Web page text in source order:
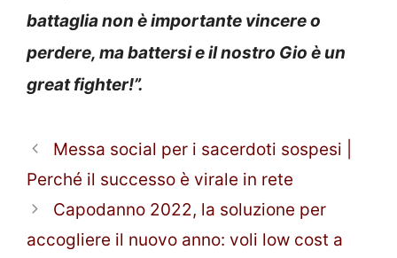
battaglia non è importante vincere o
perdere, ma battersi e il nostro Gio è un
great fighter!”.
Messa social per i sacerdoti sospesi |
Perché il successo è virale in rete
Capodanno 2022, la soluzione per
accogliere il nuovo anno: voli low cost a